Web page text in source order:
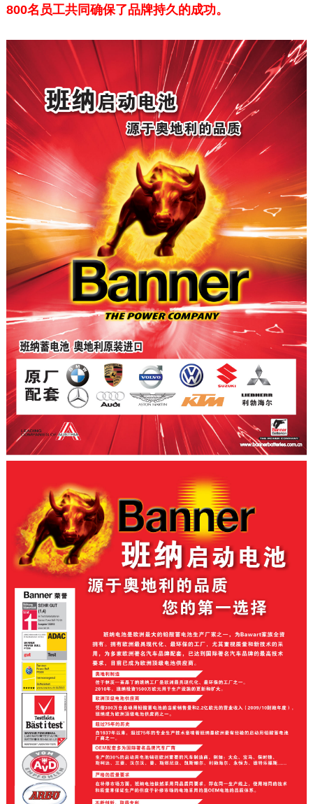
800名员工共同确保了品牌持久的成功。